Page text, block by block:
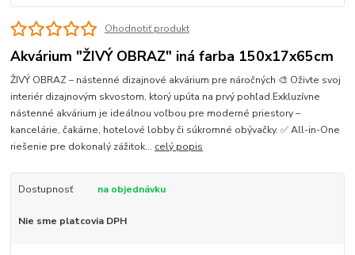
Ohodnotiť produkt
Akvárium "ŽIVÝ OBRAZ" iná farba 150x17x65cm
ŽIVÝ OBRAZ – nástenné dizajnové akvárium pre náročných 🎨 Oživte svoj
interiér dizajnovým skvostom, ktorý upúta na prvý pohľad.Exkluzívne
nástenné akvárium je ideálnou voľbou pre moderné priestory –
kancelárie, čakárne, hotelové lobby či súkromné obývačky. ✅ All-in-One
riešenie pre dokonalý zážitok... celý popis
Dostupnosť na objednávku
Nie sme platcovia DPH